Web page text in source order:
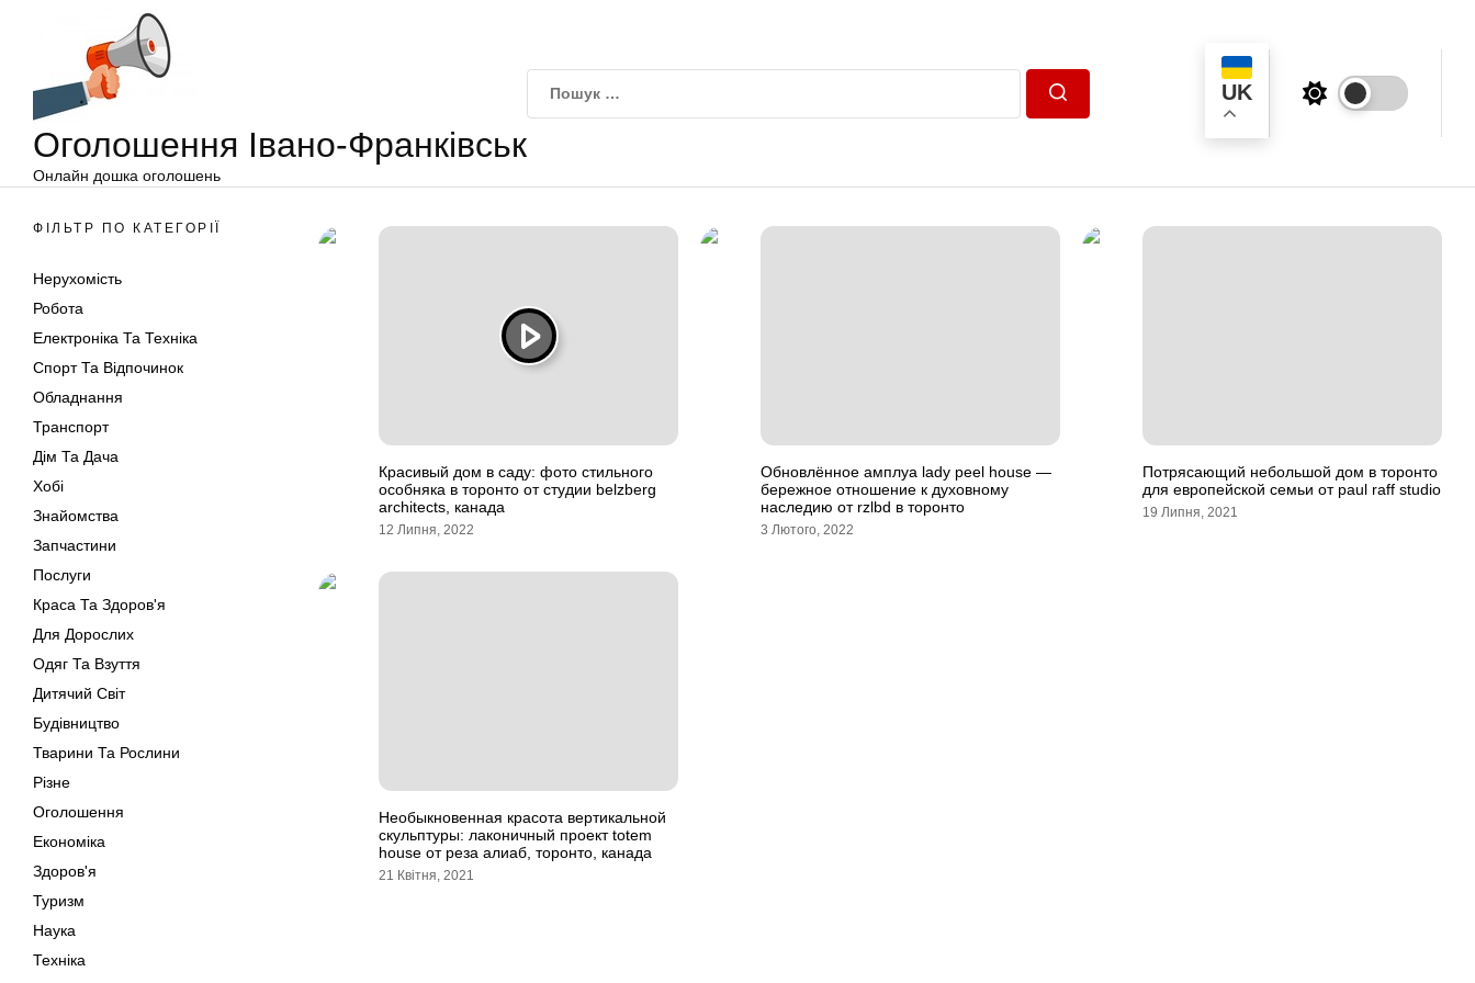
Оголошення Івано-Франківськ
Онлайн дошка оголошень
UK
ФІЛЬТР ПО КАТЕГОРІЇ
Нерухомість
Робота
Електроніка Та Техніка
Спорт Та Відпочинок
Обладнання
Транспорт
Дім Та Дача
Хобі
Знайомства
Запчастини
Послуги
Краса Та Здоров'я
Для Дорослих
Одяг Та Взуття
Дитячий Світ
Будівництво
Тварини Та Рослини
Різне
Оголошення
Економіка
Здоров'я
Туризм
Наука
Техніка
Красивый дом в саду: фото стильного
особняка в торонто от студии belzberg
architects, канада
12 Липня, 2022
Обновлённое амплуа lady peel house —
бережное отношение к духовному
наследию от rzlbd в торонто
3 Лютого, 2022
Потрясающий небольшой дом в торонто
для европейской семьи от paul raff studio
19 Липня, 2021
Необыкновенная красота вертикальной
скульптуры: лаконичный проект totem
house от реза алиаб, торонто, канада
21 Квітня, 2021